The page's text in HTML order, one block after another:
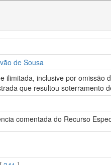
de Sousa
ilimitada, inclusive por
que resultou soterramento
comentada do Recurso